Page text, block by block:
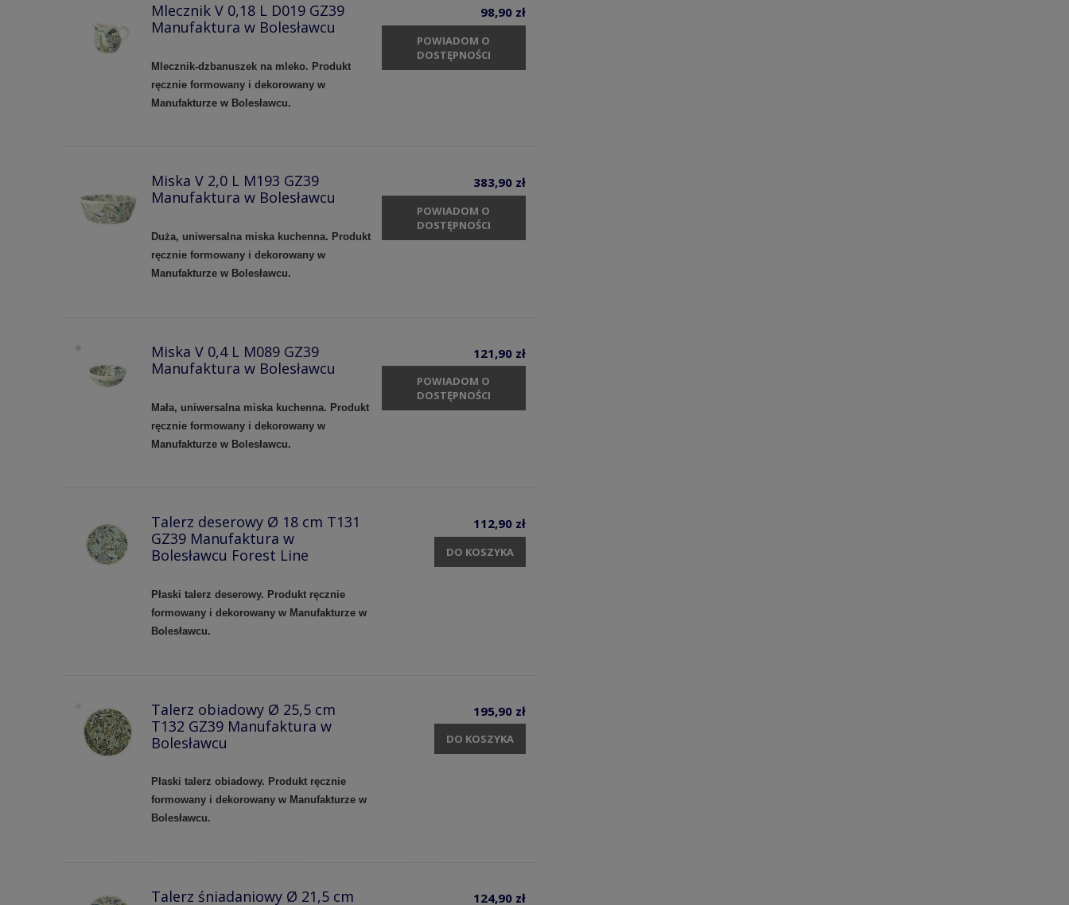
Mlecznik V 0,18 L D019 GZ39
Manufaktura w Bolesławcu
Mlecznik-dzbanuszek na mleko. Produkt
ręcznie formowany i dekorowany w
Manufakturze w Bolesławcu.
98,90 zł
POWIADOM O
DOSTĘPNOŚCI
Miska V 2,0 L M193 GZ39
Manufaktura w Bolesławcu
Duża, uniwersalna miska kuchenna. Produkt
ręcznie formowany i dekorowany w
Manufakturze w Bolesławcu.
383,90 zł
POWIADOM O
DOSTĘPNOŚCI
Miska V 0,4 L M089 GZ39
Manufaktura w Bolesławcu
Mała, uniwersalna miska kuchenna. Produkt
ręcznie formowany i dekorowany w
Manufakturze w Bolesławcu.
121,90 zł
POWIADOM O
DOSTĘPNOŚCI
Talerz deserowy Ø 18 cm T131
GZ39 Manufaktura w
Bolesławcu Forest Line
Płaski talerz deserowy. Produkt ręcznie
formowany i dekorowany w Manufakturze w
Bolesławcu.
112,90 zł
DO KOSZYKA
Talerz obiadowy Ø 25,5 cm
T132 GZ39 Manufaktura w
Bolesławcu
Płaski talerz obiadowy. Produkt ręcznie
formowany i dekorowany w Manufakturze w
Bolesławcu.
195,90 zł
DO KOSZYKA
Talerz śniadaniowy Ø 21,5 cm
124,90 zł